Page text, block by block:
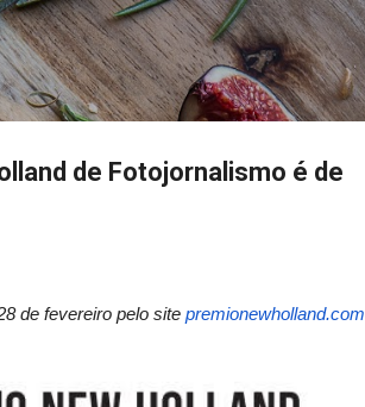
principal
de Fotojornalismo é de
de fevereiro pelo site premionewholland.com